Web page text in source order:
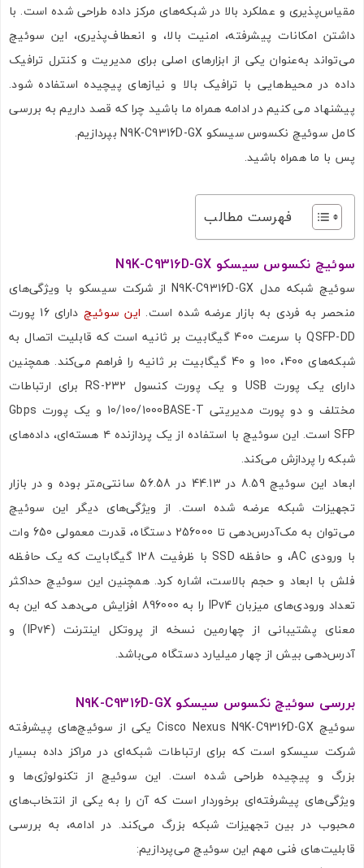
مقیاس‌پذیری و عملکرد بالا در شبکه‌های مرکز داده طراحی شده است. با
داشتن امکانات پیشرفته، امنیت بالا، و انعطاف‌پذیری، این سوئیچ
می‌تواند به‌عنوان یکی از ابزارهای اصلی برای مدیریت و کنترل ترافیک
داده در محیط‌هایی با ترافیک بالا و نیازهای پیچیده استفاده شود.
پیشنهاد می کنیم در ادامه همراه ما باشید چرا که قصد داریم به بررسی
کامل سوئیچ نکسوس سیسکو N9K-C9316D-GX بپردازیم.
پس با ما همراه باشید.
فهرست مطالب
سوئیچ نکسوس سیسکو N9K-C9316D-GX
سوئیچ شبکه مدل N9K-C9316D-GX از شرکت سیسکو با ویژگی‌های
منحصر به فردی به بازار عرضه شده است. این سوئیچ
دارای 16 پورت
QSFP-DD با سرعت 400 گیگابیت بر ثانیه است که قابلیت اتصال به
شبکه‌های 400، 100 و 40 گیگابیت بر ثانیه را فراهم می‌کند. همچنین
دارای یک پورت USB و یک پورت کنسول RS-232 برای ارتباطات
مختلف و دو پورت مدیریتی 10/100/1000BASE-T و یک پورت Gbps
SFP است. این سوئیچ با استفاده از یک پردازنده ۴ هسته‌ای، داده‌های
شبکه را پردازش می‌کند.
ابعاد این سوئیچ 8.59 در 44.13 در 56.58 سانتی‌متر بوده و در بازار
تجهیزات شبکه عرضه شده است. از ویژگی‌های دیگر این سوئیچ
می‌توان به مک‌آدرس‌دهی تا 256000 دستگاه، قدرت معمولی 650 وات
با ورودی AC، و حافظه SSD با ظرفیت 128 گیگابایت که یک حافظه
فلش با ابعاد و حجم بالاست، اشاره کرد. همچنین این سوئیچ حداکثر
تعداد ورودی‌های میزبان IPv4 را به 896000 افزایش می‌دهد که این به
معنای پشتیبانی از چهارمین نسخه از پروتکل اینترنت (IPv4) و
آدرس‌دهی بیش از چهار میلیارد دستگاه می‌باشد.
بررسی سوئیچ نکسوس سیسکو N9K-C9316D-GX
سوئیچ Cisco Nexus N9K-C9316D-GX یکی از سوئیچ‌های پیشرفته
شرکت سیسکو است که برای ارتباطات شبکه‌ای در مراکز داده بسیار
بزرگ و پیچیده طراحی شده است. این سوئیچ از تکنولوژی‌ها و
ویژگی‌های پیشرفته‌ای برخوردار است که آن را به یکی از انتخاب‌های
محبوب در بین تجهیزات شبکه بزرگ می‌کند. در ادامه، به بررسی
قابلیت‌های فنی مهم این سوئیچ می‌پردازیم: